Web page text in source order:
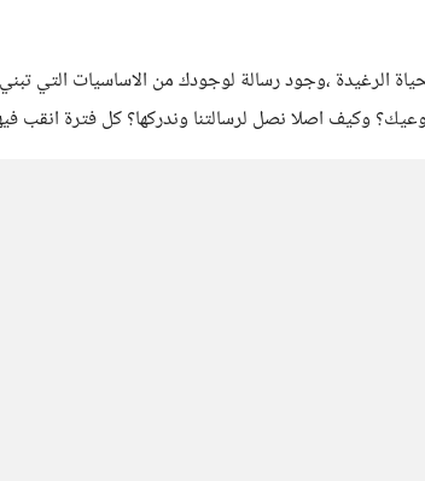
،وجود رسالة لوجودك من الاساسيات التي
وكيف اصلا نصل لرسالتنا وندركها؟ كل فترة